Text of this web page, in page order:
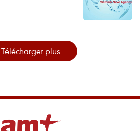
Télécharger plus